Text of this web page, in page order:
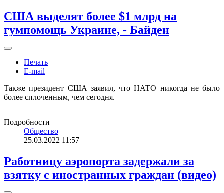
США выделят более $1 млрд на
гумпомощь Украине, - Байден
Печать
E-mail
Также президент США заявил, что НАТО никогда не было
более сплоченным, чем сегодня.
Подробности
Общество
25.03.2022 11:57
Работницу аэропорта задержали за
взятку с иностранных граждан (видео)